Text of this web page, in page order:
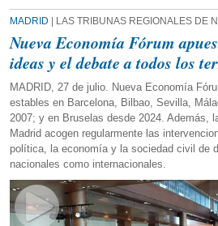
MADRID | LAS TRIBUNAS REGIONALES DE
Nueva Economía Fórum
ideas y el debate a todos los
MADRID, 27 de julio. Nueva Economía
estables en Barcelona, Bilbao, Sevilla,
2007; y en Bruselas desde 2024. Además,
Madrid acogen regularmente las
política, la economía y la sociedad civil de
nacionales como internacionales.